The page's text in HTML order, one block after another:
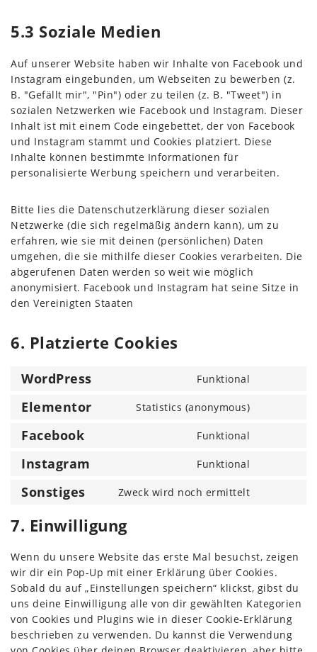
5.3 Soziale Medien
Auf unserer Website haben wir Inhalte von Facebook und
Instagram eingebunden, um Webseiten zu bewerben (z.
B. "Gefällt mir", "Pin") oder zu teilen (z. B. "Tweet") in
sozialen Netzwerken wie Facebook und Instagram. Dieser
Inhalt ist mit einem Code eingebettet, der von Facebook
und Instagram stammt und Cookies platziert. Diese
Inhalte können bestimmte Informationen für
personalisierte Werbung speichern und verarbeiten.
Bitte lies die Datenschutzerklärung dieser sozialen
Netzwerke (die sich regelmäßig ändern kann), um zu
erfahren, wie sie mit deinen (persönlichen) Daten
umgehen, die sie mithilfe dieser Cookies verarbeiten. Die
abgerufenen Daten werden so weit wie möglich
anonymisiert. Facebook und Instagram hat seine Sitze in
den Vereinigten Staaten
6. Platzierte Cookies
WordPress Funktional
Elementor Statistics (anonymous)
Facebook Funktional
Instagram Funktional
Sonstiges Zweck wird noch ermittelt
7. Einwilligung
Wenn du unsere Website das erste Mal besuchst, zeigen
wir dir ein Pop-Up mit einer Erklärung über Cookies.
Sobald du auf „Einstellungen speichern“ klickst, gibst du
uns deine Einwilligung alle von dir gewählten Kategorien
von Cookies und Plugins wie in dieser Cookie-Erklärung
beschrieben zu verwenden. Du kannst die Verwendung